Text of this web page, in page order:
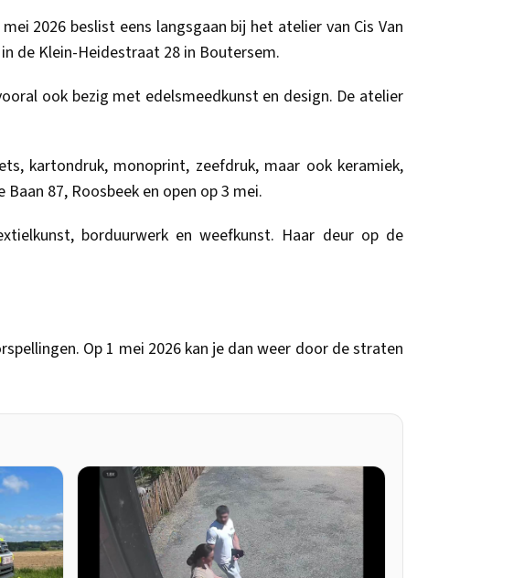
2026 beslist eens langsgaan bij het atelier van Cis Van
de Klein-Heidestraat 28 in Boutersem.
ook bezig met edelsmeedkunst en design. De atelier
kartondruk, monoprint, zeefdruk, maar ook keramiek,
87, Roosbeek en open op 3 mei.
borduurwerk en weefkunst. Haar deur op de
Op 1 mei 2026 kan je dan weer door de straten